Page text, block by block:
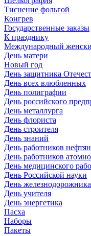
Тиснение фольгой
Конгрев
Государственные заказы
К празднику
Международный
День матери
Новый год
День защитника
День всех влюбленных
День полиграфии
День российского
День металлурга
День флориста
День строителя
День знаний
День работников
День работников
День медицинского
День Российской науки
День железнодорожника
День учителя
День энергетика
Пасха
Наборы
Пакеты